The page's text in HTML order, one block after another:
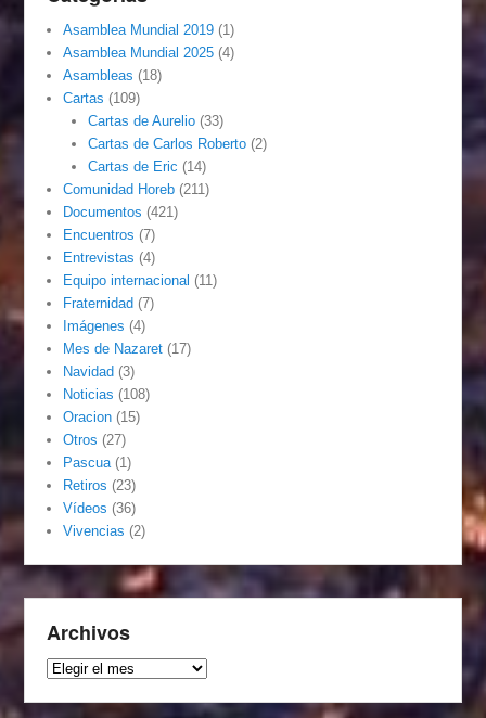
Asamblea Mundial 2019 (1)
Asamblea Mundial 2025 (4)
Asambleas (18)
Cartas (109)
Cartas de Aurelio(33)
Cartas de Carlos Roberto(2)
Cartas de Eric (14)
Comunidad Horeb (211)
Documentos (421)
Encuentros (7)
Entrevistas (4)
Equipo internacional (11)
Fraternidad (7)
Imágenes (4)
Mes de Nazaret (17)
Navidad (3)
Noticias (108)
Oracion (15)
Otros (27)
Pascua(1)
Retiros (23)
Vídeos (36)
Vivencias (2)
Archivos
Archivos